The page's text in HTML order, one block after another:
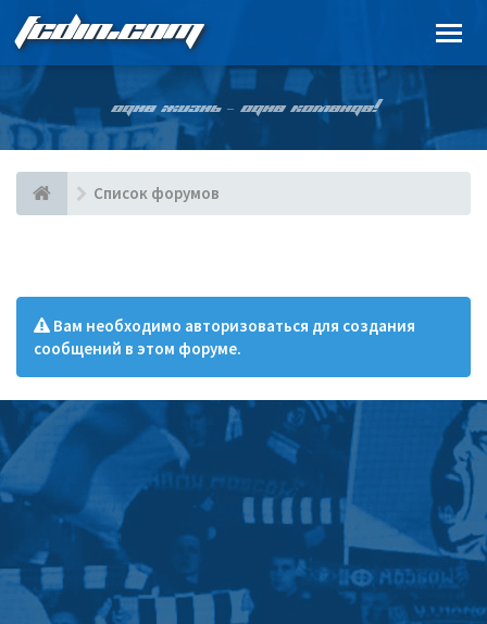
FCDIN.COM
ОДНА ЖИЗНЬ – ОДНА КОМАНДА!
Список форумов
Вам необходимо авторизоваться для создания
сообщений в этом форуме.